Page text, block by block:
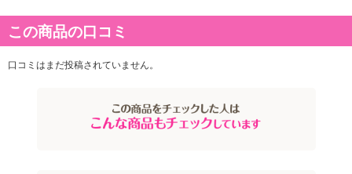
商品詳細
「松喜屋」の近江牛は、オーナーの目利きで選ばれ、一頭買い後に
この商品の口コミ
口コミはまだ投稿されていません。